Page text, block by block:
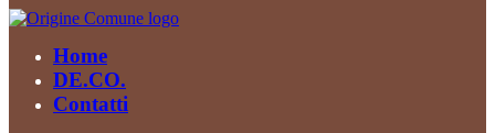
Home
DE.CO.
Contatti